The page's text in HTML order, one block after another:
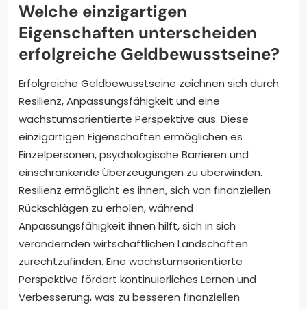
Welche einzigartigen
Eigenschaften unterscheiden
erfolgreiche Geldbewusstseine?
Erfolgreiche Geldbewusstseine zeichnen sich durch
Resilienz, Anpassungsfähigkeit und eine
wachstumsorientierte Perspektive aus. Diese
einzigartigen Eigenschaften ermöglichen es
Einzelpersonen, psychologische Barrieren und
einschränkende Überzeugungen zu überwinden.
Resilienz ermöglicht es ihnen, sich von finanziellen
Rückschlägen zu erholen, während
Anpassungsfähigkeit ihnen hilft, sich in sich
verändernden wirtschaftlichen Landschaften
zurechtzufinden. Eine wachstumsorientierte
Perspektive fördert kontinuierliches Lernen und
Verbesserung, was zu besseren finanziellen